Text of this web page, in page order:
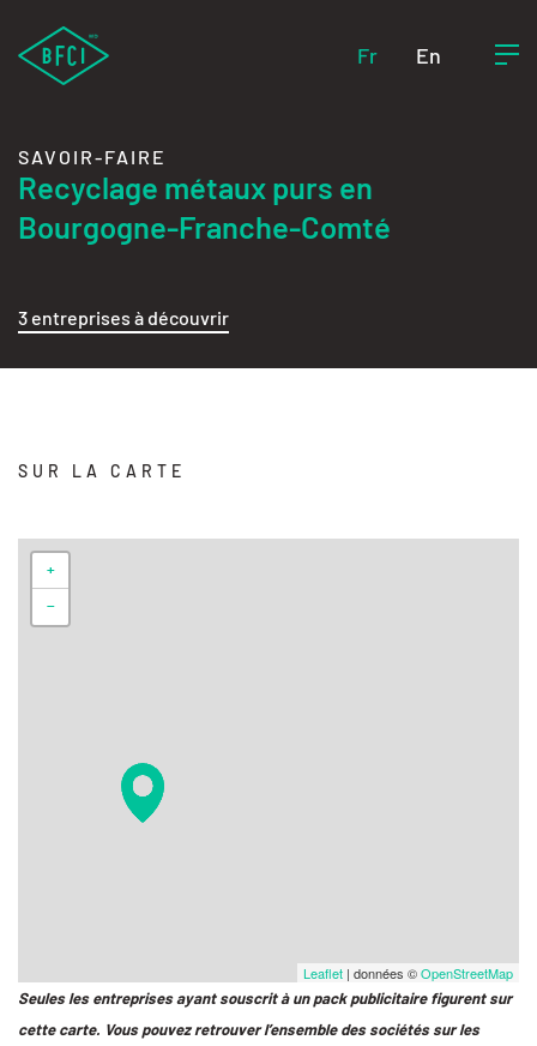
Fr En
SAVOIR-FAIRE
Recyclage métaux purs en
Bourgogne-Franche-Comté
3 entreprises à découvrir
SUR LA CARTE
+
−
Leaflet | données ©OpenStreetMap
Seules les entreprises ayant souscrit à un pack publicitaire figurent sur
cette carte. Vous pouvez retrouver l’ensemble des sociétés sur les